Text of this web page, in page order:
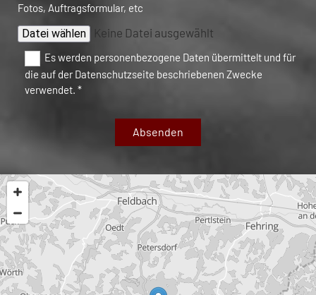
Fotos, Auftragsformular, etc
Datei wählen Keine Datei ausgewählt
Es werden personenbezogene Daten übermittelt und für
die auf der Datenschutzseite beschriebenen Zwecke
verwendet. *